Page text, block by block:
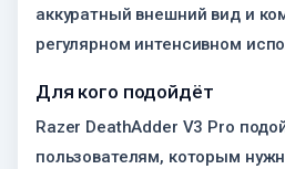
аккуратный внешний вид и
регулярном интенсивном
Для кого подойдёт
Razer DeathAdder V3 Pro
пользователям, которым